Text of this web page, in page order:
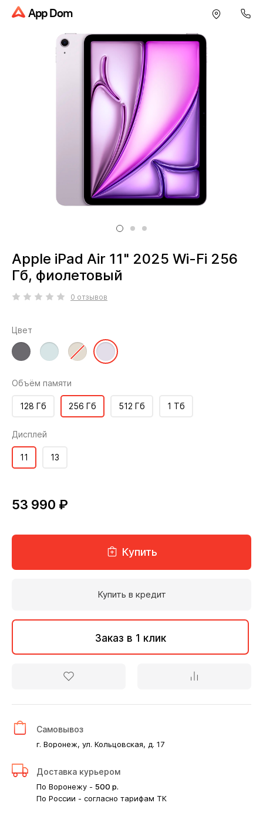
App Dom
Apple iPad Air 11" 2025 Wi-Fi 256
Гб, фиолетовый
0 отзывов
Цвет
Объём памяти
256 Гб 1 Тб
128 Гб 512 Гб
Дисплей
11 13
53 990 ₽
Купить
Купить в кредит
Заказ в 1 клик
Самовывоз
г. Воронеж, ул. Кольцовская, д. 17
Доставка курьером
По Воронежу - 500 р.
По России - согласно тарифам ТК